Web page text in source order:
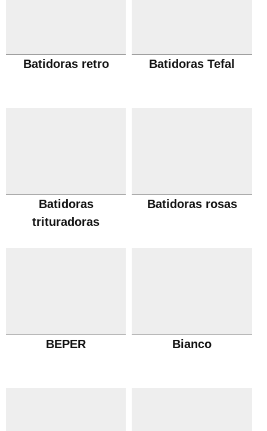
Batidoras retro Batidoras Tefal
Batidoras
trituradoras
Batidoras rosas
BEPER Bianco